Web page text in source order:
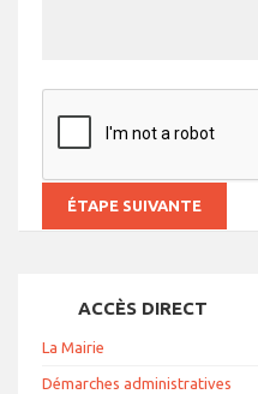
ACCÈS DIRECT
La Mairie
Démarches administratives